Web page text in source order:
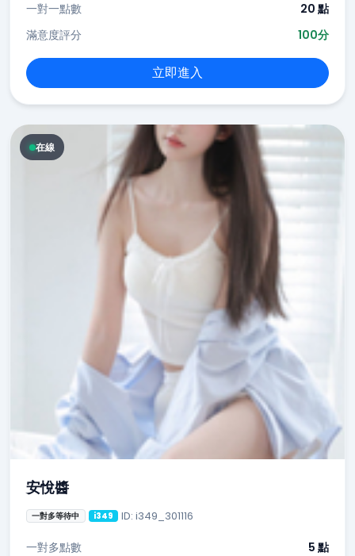
一對一點數
20 點
滿意度評分
100分
立即進入
在線
安悅醬
一對多等待中 i349 ID: i349_301116
一對多點數
5 點